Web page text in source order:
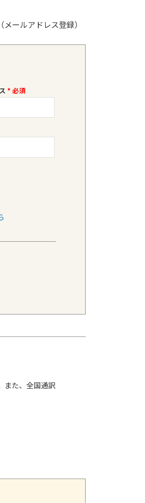
ールアドレス登録）
*
また、全国通訳